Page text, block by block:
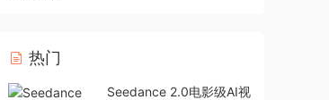
热门
Seedance 2.0电影级AI视